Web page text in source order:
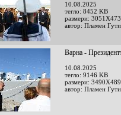
10.08.2025
тегло: 8452 KB
размери:
автор: Пламен
Варна -
10.08.2025
тегло: 9146 KB
размери:
автор: Пламен